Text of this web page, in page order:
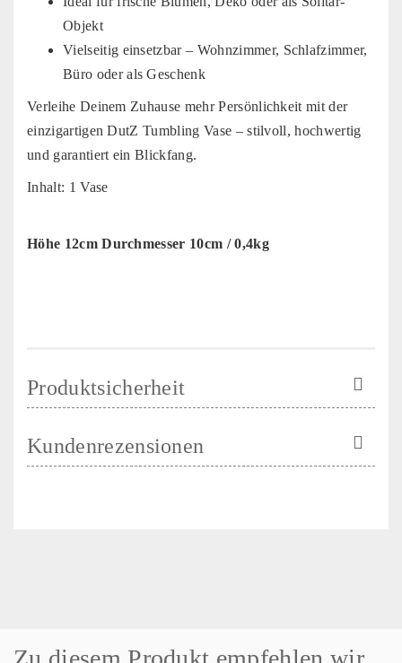
Objekt
Vielseitig einsetzbar – Wohnzimmer, Schlafzimmer,
Büro oder als Geschenk
Verleihe Deinem Zuhause mehr Persönlichkeit mit der
einzigartigen DutZ Tumbling Vase – stilvoll, hochwertig
und garantiert ein Blickfang.
Inhalt: 1 Vase
Höhe 12cm Durchmesser 10cm / 0,4kg
Produktsicherheit
Kundenrezensionen